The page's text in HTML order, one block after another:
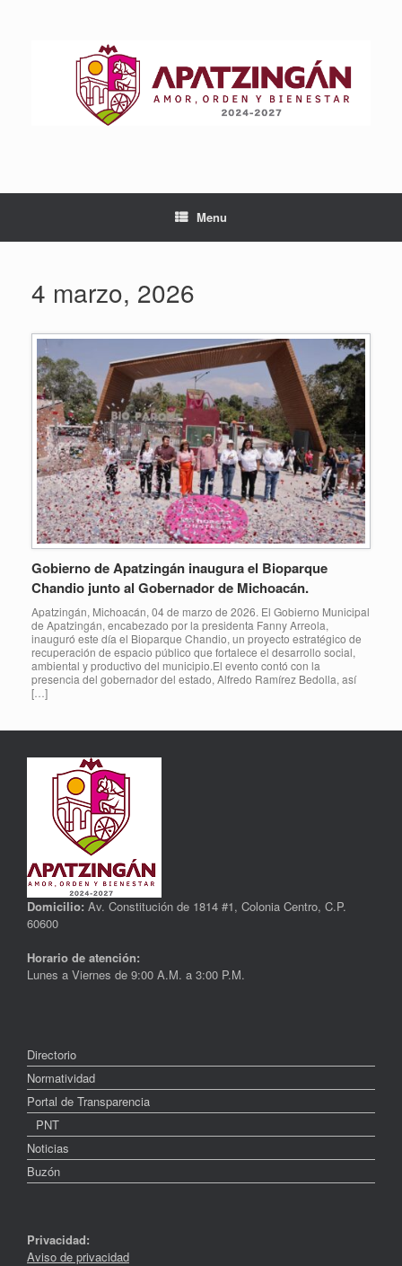
Menu
4 marzo, 2026
Gobierno de Apatzingán inaugura el Bioparque
Chandio junto al Gobernador de Michoacán.
Apatzingán, Michoacán, 04 de marzo de 2026. El Gobierno Municipal
de Apatzingán, encabezado por la presidenta Fanny Arreola,
inauguró este día el Bioparque Chandio, un proyecto estratégico de
recuperación de espacio público que fortalece el desarrollo social,
ambiental y productivo del municipio.El evento contó con la
presencia del gobernador del estado, Alfredo Ramírez Bedolla, así
[…]
Domicilio: Av. Constitución de 1814 #1, Colonia Centro, C.P.
60600
Horario de atención:
Lunes a Viernes de 9:00 A.M. a 3:00 P.M.
Directorio
Normatividad
Portal de Transparencia
PNT
Noticias
Buzón
Privacidad:
Aviso de privacidad